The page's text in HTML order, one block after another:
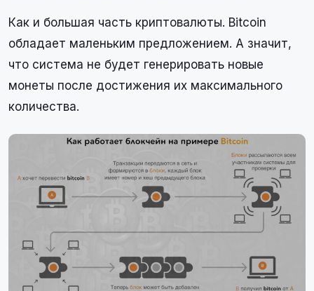
Как и большая часть криптовалюты. Вitcoin
обладает маленьким предложением. А значит,
что система не будет генерировать новые
монеты после достижения их максимального
количества.